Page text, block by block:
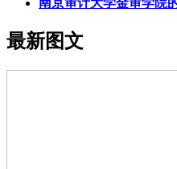
南京审计大学金审学院
最新图文